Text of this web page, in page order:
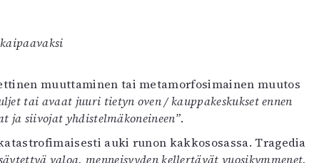
muuttaminen tai metamorfosimainen muutos
tai avaat juuri tietyn oven / kauppakeskukset ennen
ja siivojat yhdistelmäkoneineen”.
auki runon kakkososassa. Tragedia
valoa, menneisyyden kellertävät vuosikymmenet.